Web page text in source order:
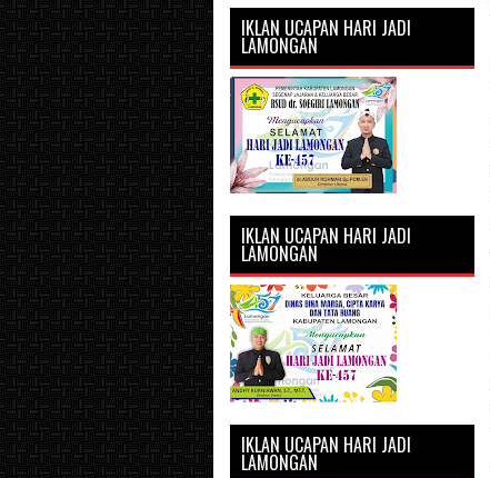
IKLAN UCAPAN HARI JADI
LAMONGAN
IKLAN UCAPAN HARI JADI
LAMONGAN
IKLAN UCAPAN HARI JADI
LAMONGAN